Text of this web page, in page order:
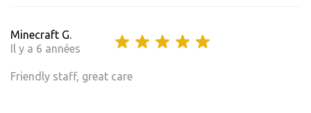
Minecraft G.
Il y a 6 années
Friendly staff, great care